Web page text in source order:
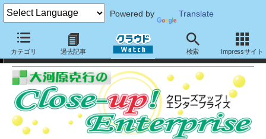
Powered by Translate
カテゴリ 過去記事 検索 Impressサイト
大河原克行のクローズアップ！エンタープライズ